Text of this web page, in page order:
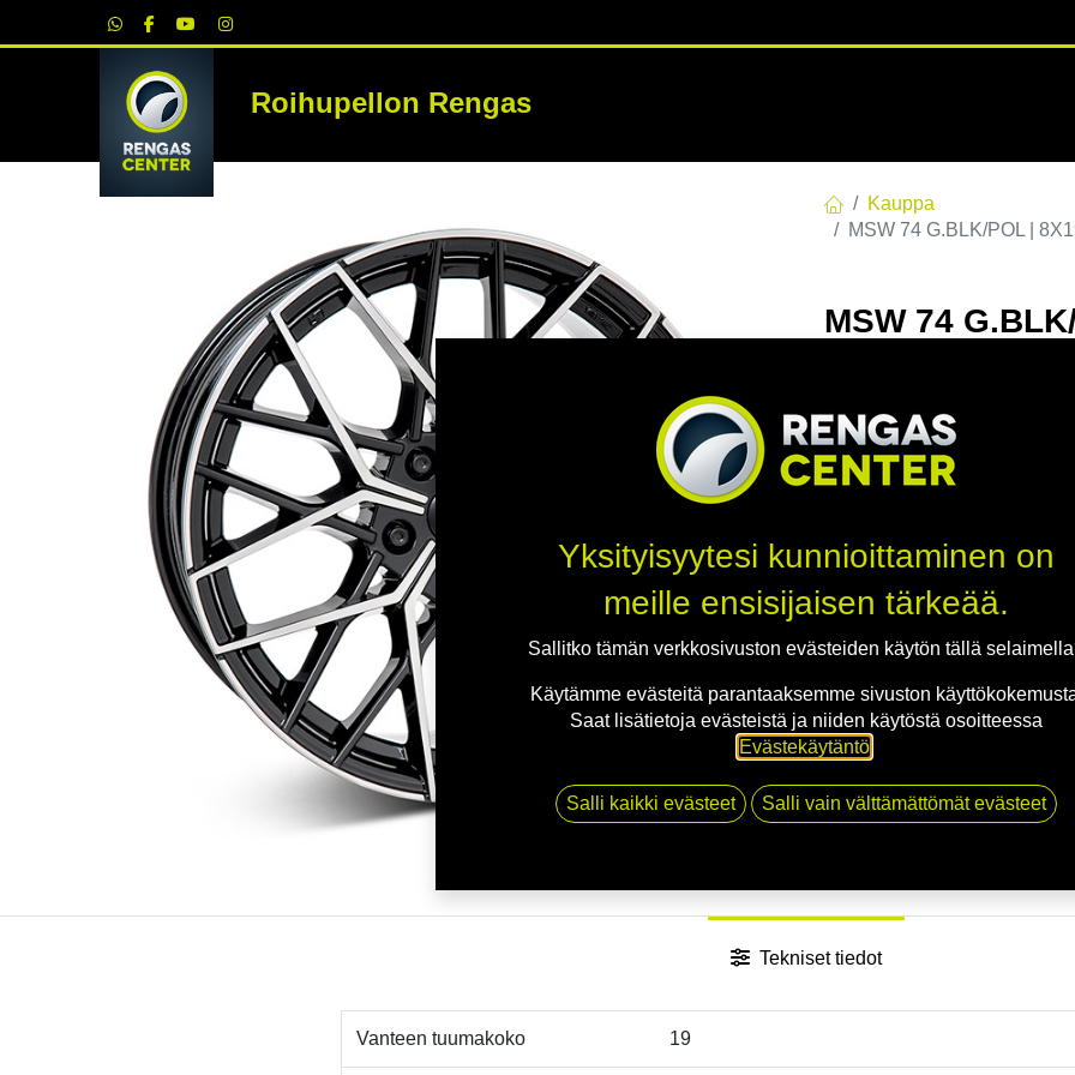
Roihupellon RengasRENKAAT
Kauppa
MSW 74 G.BLK/POL |
MSW 74
EAN: 8027529169089
Tällä tuotteella ei ole
Jaa
Tekniset tiedot
Vanteen tuumakoko 19
Yksityisyytesi kunnioittaminen on
meille ensisijaisen tärkeää.
Sallitko tämän verkkosivuston evästeiden käytön tällä
Käytämme evästeitä parantaaksemme sivuston
Saat lisätietoja evästeistä ja niiden käytöstä osoitteessa
Evästekäytäntö.
Salli kaikki evästeet Salli vain välttämättömät evästeet